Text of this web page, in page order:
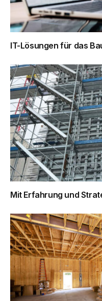
IT-Lösungen für das
Mit Erfahrung und